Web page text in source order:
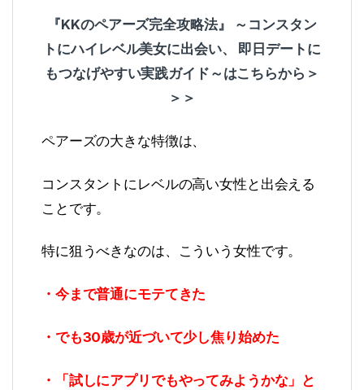
『KKのペアーズ完全攻略法』 ～コンスタン
トにハイレベル美女に出会い、 即日デートに
もつなげやすい実践ガイド～はこちらから＞
＞＞
ペアーズの大きな特徴は、
コンスタントにレベルの高い女性と出会える
ことです。
特に狙うべきなのは、こういう女性です。
・今まで普通にモテてきた
・でも30歳が近づいて少し焦り始めた
・「試しにアプリでもやってみようかな」と